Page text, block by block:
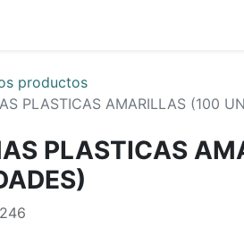
productos
PLASTICAS AMARILLAS (100
PLASTICAS